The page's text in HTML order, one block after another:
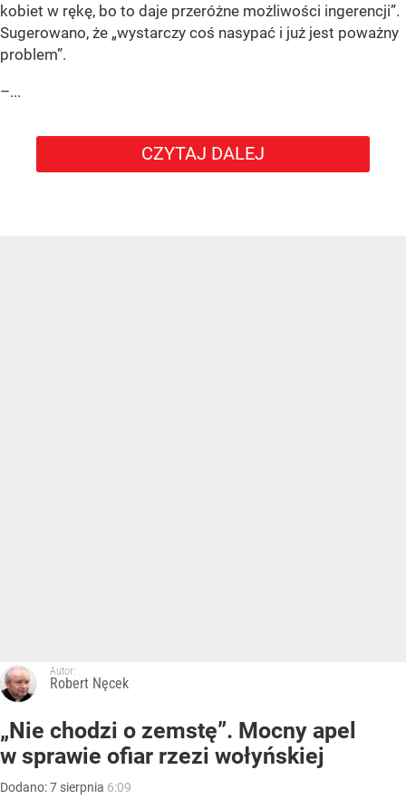
kobiet w rękę, bo to daje przeróżne możliwości ingerencji”.
Sugerowano, że „wystarczy coś nasypać i już jest poważny
problem”.
–...
CZYTAJ DALEJ
Autor:
Robert Nęcek
„Nie chodzi o zemstę”. Mocny apel
w sprawie ofiar rzezi wołyńskiej
Dodano:7 sierpnia 6:09